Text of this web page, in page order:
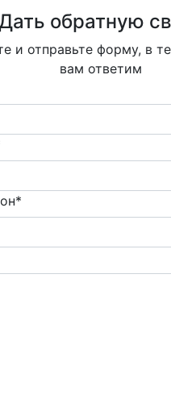
обратную
и отправьте форму, в
вам ответим